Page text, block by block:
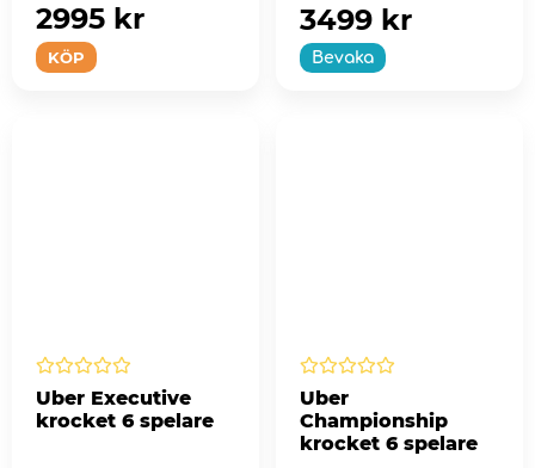
KÖP
2995 kr
Bevaka
3499 kr
Uber Executive
krocket 6 spelare
Uber
Championship
krocket 6 spelare